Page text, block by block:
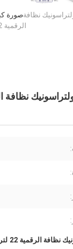
صورةنظافة
الرقمية 22 لتر
نظافة
نظافة الرقمية 22 لتر